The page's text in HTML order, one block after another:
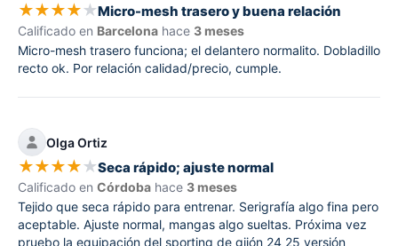
★★★★★Micro-mesh trasero y buena relación
Calificado en Barcelona hace 3 meses
Micro-mesh trasero funciona; el delantero normalito. Dobladillo
recto ok. Por relación calidad/precio, cumple.
Olga Ortiz
★★★★★Seca rápido; ajuste normal
Calificado en Córdoba hace 3 meses
Tejido que seca rápido para entrenar. Serigrafía algo fina pero
aceptable. Ajuste normal, mangas algo sueltas. Próxima vez
pruebo la equipación del sporting de gijón 24 25 versión